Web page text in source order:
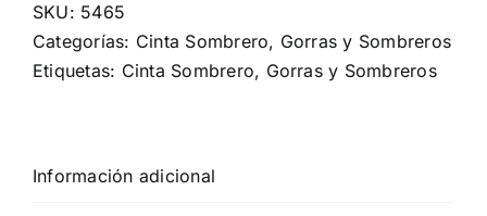
SKU: 5465
Categorías: Cinta Sombrero, Gorras y Sombreros
Etiquetas: Cinta Sombrero, Gorras y Sombreros
Información adicional